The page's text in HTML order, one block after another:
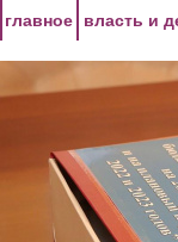
главное власть и